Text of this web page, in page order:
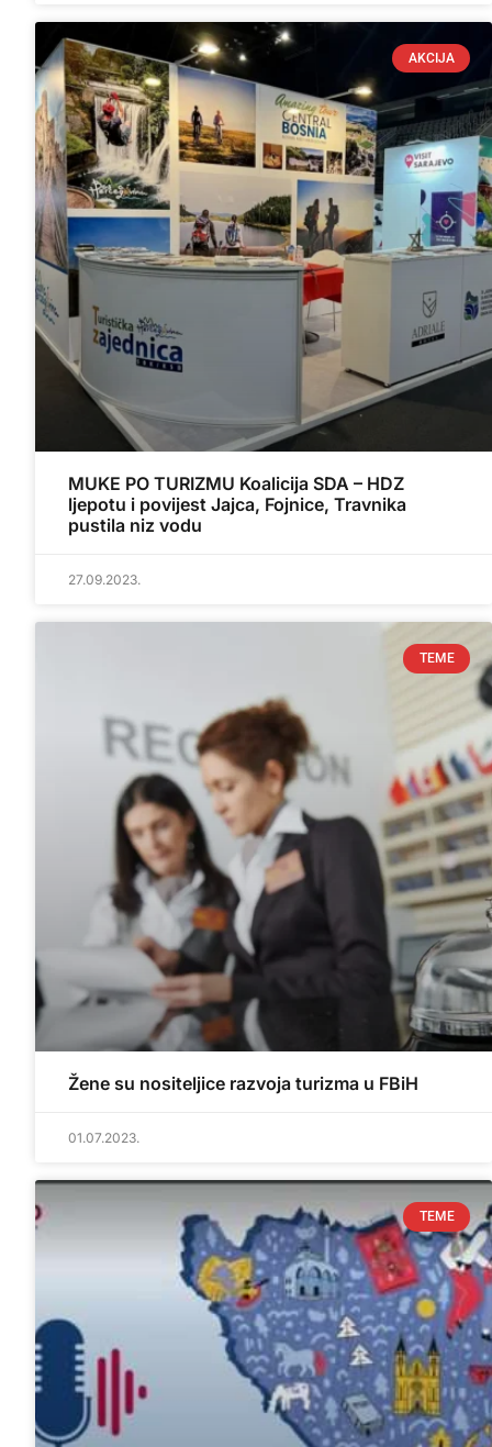
AKCIJA
MUKE PO TURIZMU Koalicija SDA – HDZ
ljepotu i povijest Jajca, Fojnice, Travnika
pustila niz vodu
27.09.2023.
TEME
Žene su nositeljice razvoja turizma u FBiH
01.07.2023.
TEME